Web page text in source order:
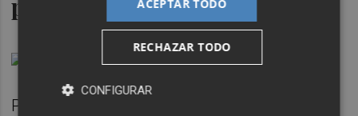
Pero no solo de esa reactivación vive el
ACEPTAR TODO
RECHAZAR TODO
CONFIGURAR